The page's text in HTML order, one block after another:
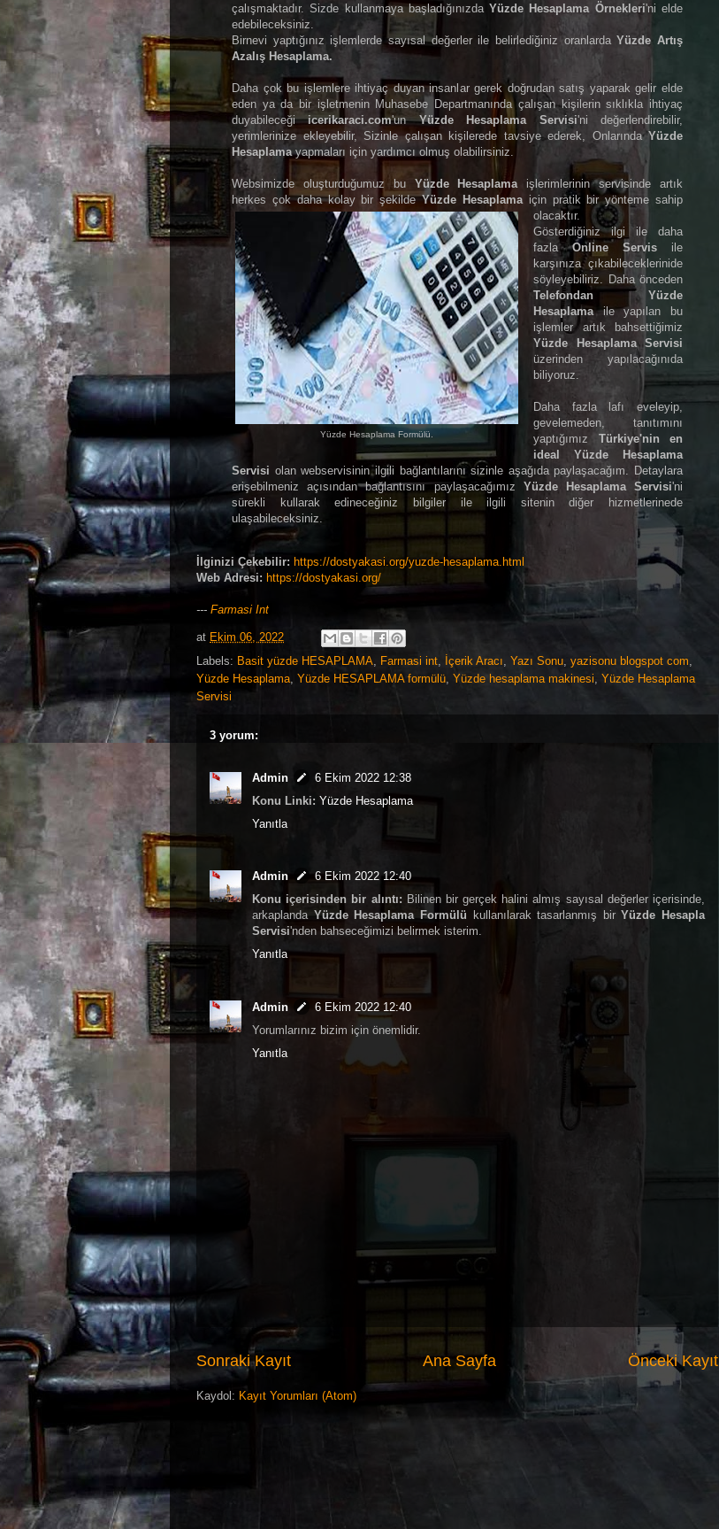
çalışmaktadır. Sizde kullanmaya başladığınızdaYüzde Hesaplama Örnekleri'ni elde
edebileceksiniz.
Birnevi yaptığınız işlemlerde sayısal değerler ile belirlediğiniz oranlardaYüzde Artış
Azalış Hesaplama.
Daha çok bu işlemlere ihtiyaç duyan insanlar gerek doğrudan satış yaparak gelir elde
eden ya da bir işletmenin Muhasebe Departmanında çalışan kişilerin sıklıkla ihtiyaç
duyabileceğiicerikaraci.com'unYüzde Hesaplama Servisi'ni değerlendirebilir,
yerimlerinize ekleyebilir, Sizinle çalışan kişilerede tavsiye ederek, OnlarındaYüzde
Hesaplamayapmaları için yardımcı olmuş olabilirsiniz.
Websimizde oluşturduğumuz bu Yüzde Hesaplamaişlerimlerinin servisinde artık
herkes çok daha kolay bir şekildeYüzde Hesaplamaiçin pratik bir yönteme sahip
olacaktır.
Yüzde Hesaplama Formülü.
Gösterdiğiniz ilgi ile daha
fazlaOnline Servis ile
karşınıza çıkabileceklerinide
söyleyebiliriz. Daha önceden
Telefondan Yüzde
Hesaplamaile yapılan bu
işlemler artık bahsettiğimiz
Yüzde Hesaplama Servisi
üzerinden yapılacağınıda
biliyoruz.
Daha fazla lafı eveleyip,
gevelemeden, tanıtımını
yaptığımız Türkiye'nin en
ideal Yüzde Hesaplama
Servisi olan webservisinin ilgili bağlantılarını sizinle aşağıda paylaşacağım. Detaylara
erişebilmeniz açısından bağlantısını paylaşacağımız Yüzde Hesaplama Servisi'ni
sürekli kullarak edineceğiniz bilgiler ile ilgili sitenin diğer hizmetlerinede
ulaşabileceksiniz.
İlginizi Çekebilir: https://dostyakasi.org/yuzde-hesaplama.html
Web Adresi: https://dostyakasi.org/
--- Farmasi Int
at Ekim 06, 2022
Labels: Basit yüzde HESAPLAMA, Farmasi int, İçerik Aracı, Yazı Sonu, yazisonu blogspot com,
Yüzde Hesaplama, Yüzde HESAPLAMA formülü, Yüzde hesaplama makinesi, Yüzde Hesaplama
Servisi
3 yorum:
Admin
6 Ekim 2022 12:38
Konu Linki: Yüzde Hesaplama
Yanıtla
Admin
6 Ekim 2022 12:40
Konu içerisinden bir alıntı: Bilinen bir gerçek halini almış sayısal değerler içerisinde,
arkaplanda Yüzde Hesaplama Formülü kullanılarak tasarlanmış birYüzde Hesapla
Servisi'nden bahseceğimizi belirmek isterim.
Yanıtla
Admin
6 Ekim 2022 12:40
Yorumlarınız bizim için önemlidir.
Yanıtla
Sonraki Kayıt Önceki Kayıt
Ana Sayfa
Kaydol: Kayıt Yorumları (Atom)